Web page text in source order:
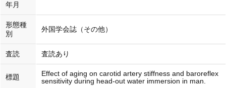
年月
形態種
別
外国学会誌（その他）
査読 査読あり
標題
Effect of aging on carotid artery stiffness and baroreflex
sensitivity during head-out water immersion in man.